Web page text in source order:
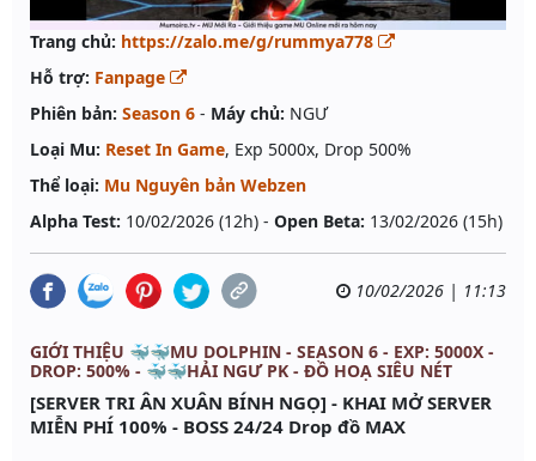
Trang chủ: https://zalo.me/g/rummya778
Hỗ trợ: Fanpage
Phiên bản: Season 6 - Máy chủ: NGƯ
Loại Mu: Reset In Game, Exp 5000x, Drop 500%
Thể loại: Mu Nguyên bản Webzen
Alpha Test: 10/02/2026 (12h) - Open Beta: 13/02/2026 (15h)
10/02/2026 | 11:13
GIỚI THIỆU 🐳🐳MU DOLPHIN - SEASON 6 - EXP: 5000X -
DROP: 500% - 🐳🐳HẢI NGƯ PK - ĐỒ HOẠ SIÊU NÉT
[SERVER TRI ÂN XUÂN BÍNH NGỌ] - KHAI MỞ SERVER
MIỄN PHÍ 100% - BOSS 24/24 Drop đồ MAX